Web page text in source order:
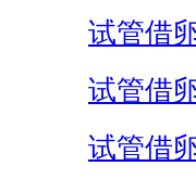
试管借
试管借
试管借